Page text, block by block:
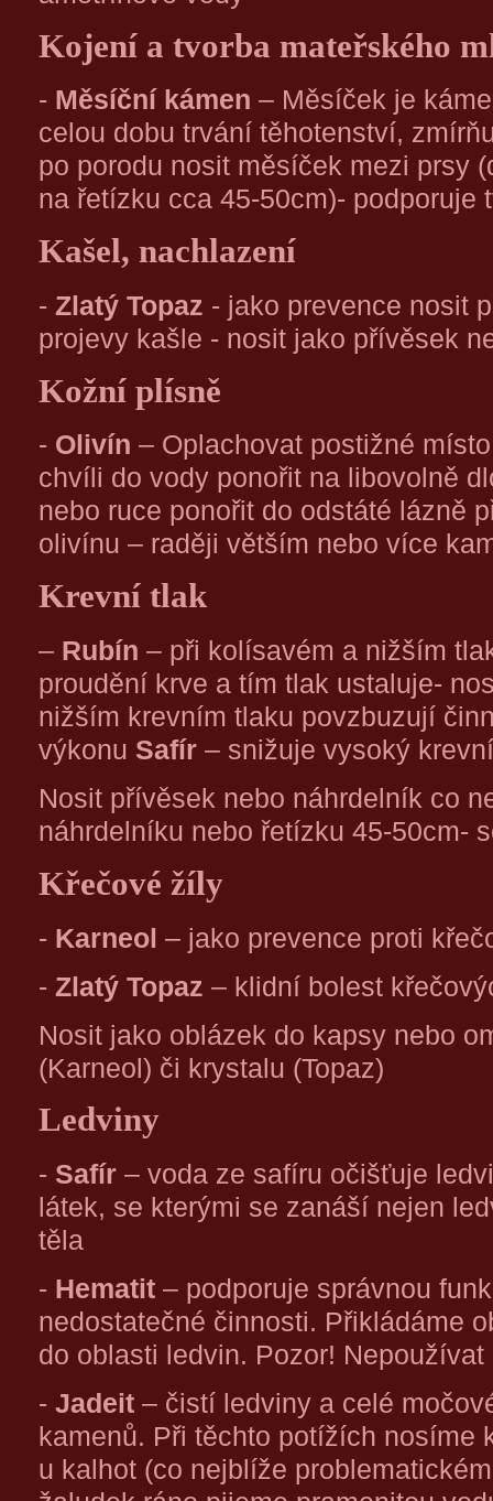
Kojení a tvorba mateřského
- Měsíční kámen – Měsíček je
celou dobu trvání těhotenství,
po porodu nosit měsíček mezi prsy
na řetízku cca 45-50cm)- podporuje
Kašel, nachlazení
- Zlatý Topaz - jako prevence nosit
projevy kašle - nosit jako přívěsek
Kožní plísně
- Olivín – Oplachovat postižné
chvíli do vody ponořit na libovolně
nebo ruce ponořit do odstáté lázně
olivínu – raději větším nebo více
Krevní tlak
– Rubín – při kolísavém a nižším
proudění krve a tím tlak ustaluje-
nižším krevním tlaku povzbuzují
výkonu Safír – snižuje vysoký
Nosit přívěsek nebo náhrdelník co
náhrdelníku nebo řetízku 45-50cm-
Křečové žíly
- Karneol – jako prevence proti
- Zlatý Topaz – klidní bolest
Nosit jako oblázek do kapsy nebo
(Karneol) či krystalu (Topaz)
Ledviny
- Safír – voda ze safíru očišťuje
látek, se kterými se zanáší nejen
těla
- Hematit – podporuje správnou
nedostatečné činnosti. Přikládáme
do oblasti ledvin. Pozor! Nepoužívat
- Jadeit – čistí ledviny a celé
kamenů. Při těchto potížích nosíme
u kalhot (co nejblíže